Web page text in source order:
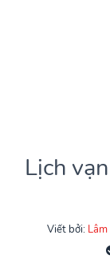
Lịch
Viết bởi: